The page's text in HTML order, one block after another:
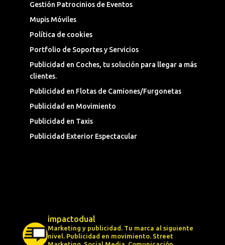
Gestión Patrocinios de Eventos
Mupis Móviles
Política de cookies
Portfolio de Soportes y Servicios
Publicidad en Coches, tu solución para llegar a más
clientes.
Publicidad en Flotas de Camiones/Furgonetas
Publicidad en Movimiento
Publicidad en Taxis
Publicidad Exterior Espectacular
impactodual
Marketing y publicidad. Tu marca al siguiente
nivel. Publicidad en movimiento. Street